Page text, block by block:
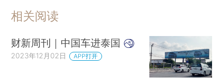
相关阅读
财新周刊｜中国车进泰国
2023年12月02日 APP打开